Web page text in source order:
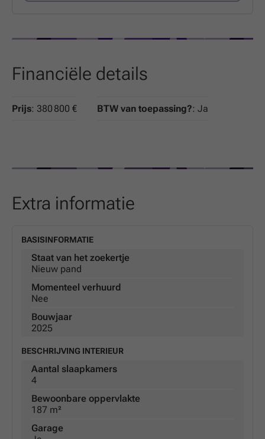
Financiële details
Prijs: 380 800 € BTW van toepassing?: Ja
Extra informatie
BASISINFORMATIE
Staat van het zoekertje
Nieuw pand
Momenteel verhuurd
Nee
Bouwjaar
2025
BESCHRIJVING INTERIEUR
Aantal slaapkamers
4
Bewoonbare oppervlakte
187 m²
Garage